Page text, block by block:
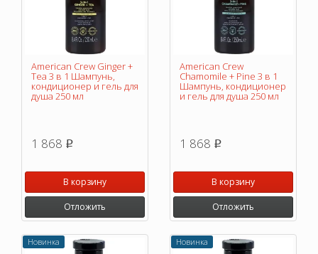
American Crew Ginger +
Tea 3 в 1 Шампунь,
кондиционер и гель для
душа 250 мл
1 868 p
В корзину
Отложить
American Crew
Chamomile + Pine 3 в 1
Шампунь, кондиционер
и гель для душа 250 мл
1 868 p
В корзину
Отложить
Новинка Новинка